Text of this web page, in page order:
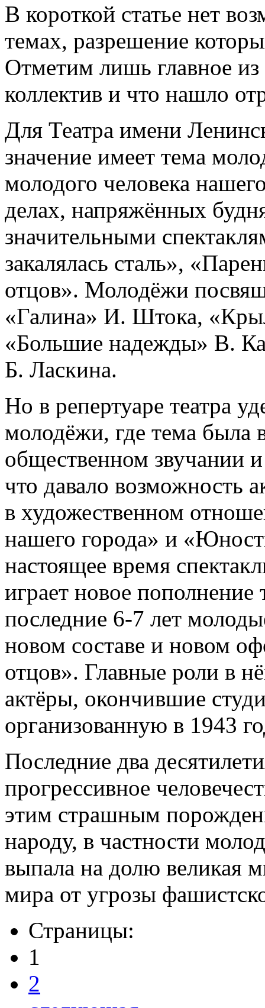
В короткой статье нет
темах, разрешение
Отметим лишь главное
коллектив и что нашло
Для Театра имени
значение имеет тема
молодого человека
делах, напряжённых
значительными
закалялась сталь»,
отцов». Молодёжи
«Галина» И. Штока,
«Большие надежды» В.
Б. Ласкина.
Но в репертуаре театра
молодёжи, где тема была
общественном звучании
что давало возможность
в художественном
нашего города» и
настоящее время
играет новое
последние 6-7 лет
новом составе и новом
отцов». Главные роли в
актёры, окончившие
организованную в 1943
Последние два
прогрессивное
этим страшным
народу, в частности
выпала на долю великая
мира от угрозы
Страницы:
1
2